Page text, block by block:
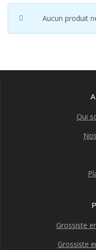
Aucun produit
Qui
Grossiste
Grossiste